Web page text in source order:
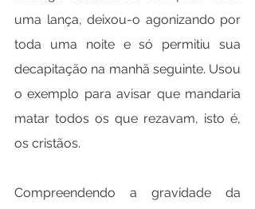
uma lança, deixou-o agonizando por
toda uma noite e só permitiu sua
decapitação na manhã seguinte. Usou
o exemplo para avisar que mandaria
matar todos os que rezavam, isto é,
os cristãos.
Compreendendo a gravidade da